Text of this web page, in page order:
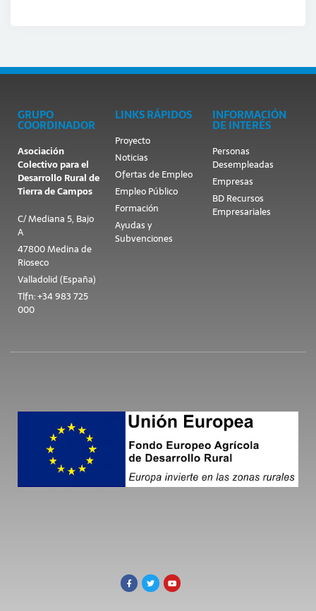
GRUPO
COORDINADOR
Asociación
Colectivo para el
Desarrollo Rural de
Tierra de Campos
C/ Mediana 5, Bajo
A
47800 Medina de
Rioseco
Valladolid (España)
Tlfn: +34 983 725
000
LINKS RÁPIDOS
Proyecto
Noticias
Ofertas de Empleo
Empleo Público
Formación
Ayudas y
Subvenciones
INFORMACIÓN
DE INTERÉS
Personas
Desempleadas
Empresas
BD Recursos
Empresariales